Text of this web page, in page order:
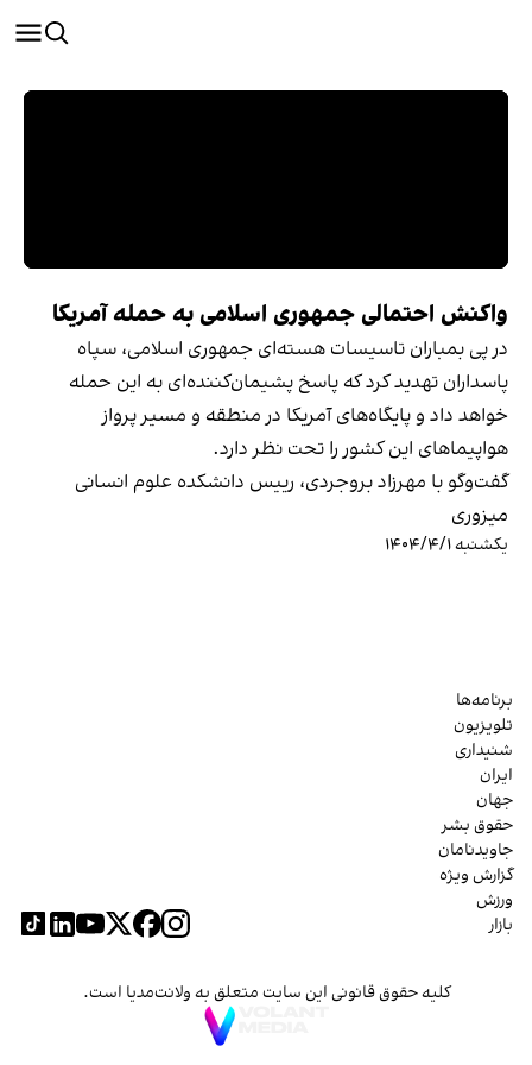
واکنش احتمالی جمهوری اسلامی به حمله آمریکا
در پی بمباران تاسیسات هسته‌ای جمهوری اسلامی، سپاه
پاسداران تهدید کرد که پاسخ پشیمان‌کننده‌ای به این حمله
خواهد داد و پایگاه‌های آمریکا در منطقه و مسیر پرواز
هواپیماهای این کشور را تحت نظر دارد.
گفت‌وگو با مهرزاد بروجردی، رييس دانشكده علوم انسانی
میزوری
یکشنبه ۱۴۰۴/۴/۱
برنامه‌ها
تلویزیون
شنیداری
ایران
جهان
حقوق بشر
جاویدنامان
گزارش ویژه
ورزش
بازار
کلیه حقوق قانونی این سایت متعلق به ولانت‌مدیا است.